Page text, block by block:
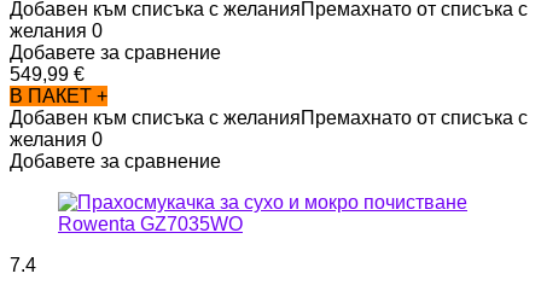
Добавен към списъка с желанияПремахнато от списъка с
желания 0
Добавете за сравнение
549,99 €
В ПАКЕТ +
Добавен към списъка с желанияПремахнато от списъка с
желания 0
Добавете за сравнение
7.4